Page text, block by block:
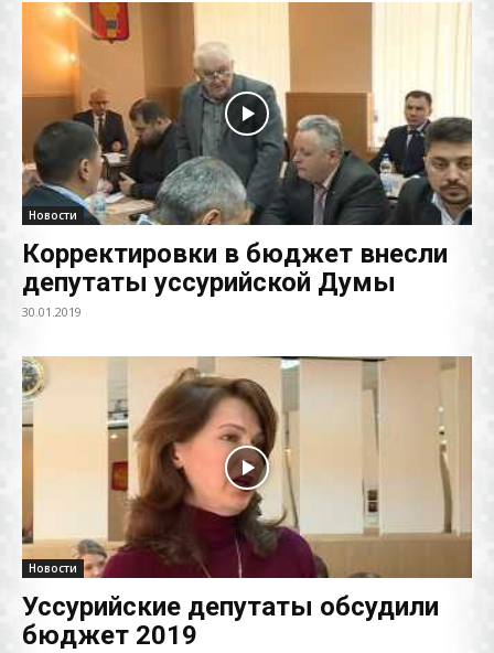
Новости
Корректировки в бюджет внесли
депутаты уссурийской Думы
30.01.2019
Новости
Уссурийские депутаты обсудили
бюджет 2019